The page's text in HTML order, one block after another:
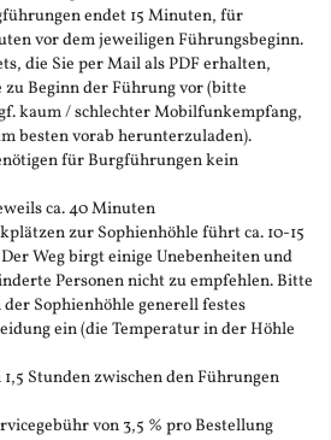
endet 15 Minuten, für
vor dem jeweiligen Führungsbeginn.
die Sie per Mail als PDF erhalten,
Beginn der Führung vor (bitte
kaum / schlechter Mobilfunkempfang,
besten vorab herunterzuladen).
für Burgführungen kein
ca. 40 Minuten
zur Sophienhöhle führt ca. 10-15
Weg birgt einige Unebenheiten und
Personen nicht zu empfehlen. Bitte
Sophienhöhle generell festes
ein (die Temperatur in der Höhle
Stunden zwischen den Führungen
von 3,5 % pro Bestellung